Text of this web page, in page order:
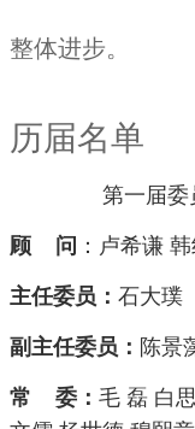
整体进步。
历届名单
第一届委
顾 问 ：卢希谦
主任委员： 石大璞
副主任委员： 陈景
常 委： 毛 磊 白